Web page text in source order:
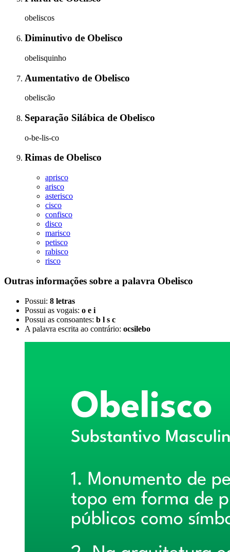
obeliscos
Diminutivo de Obelisco
obelisquinho
Aumentativo de Obelisco
obeliscão
Separação Silábica de Obelisco
o-be-lis-co
Rimas de Obelisco
aprisco
arisco
asterisco
cisco
confisco
disco
marisco
petisco
rabisco
risco
Outras informações sobre a palavra Obelisco
Possui: 8 letras
Possui as vogais: o e i
Possui as consoantes: b l s c
A palavra escrita ao contrário: ocsilebo